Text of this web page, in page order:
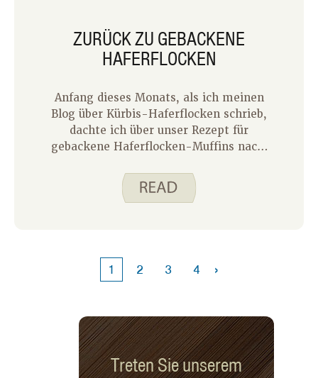
ZURÜCK ZU GEBACKENE
HAFERFLOCKEN
Anfang dieses Monats, als ich meinen
Blog über Kürbis-Haferflocken schrieb,
dachte ich über unser Rezept für
gebackene Haferflocken-Muffins nach.
dieses Rezept gemacht habe, und noch
länger, seit ich es auf dem Blog
vorgenommen haben, um es zu einem
einfacheren Frühstück für geschäftige
meiner Familie für dieses Rezept
erzählt .
1 2 3 4 ›
Treten Sie unserem